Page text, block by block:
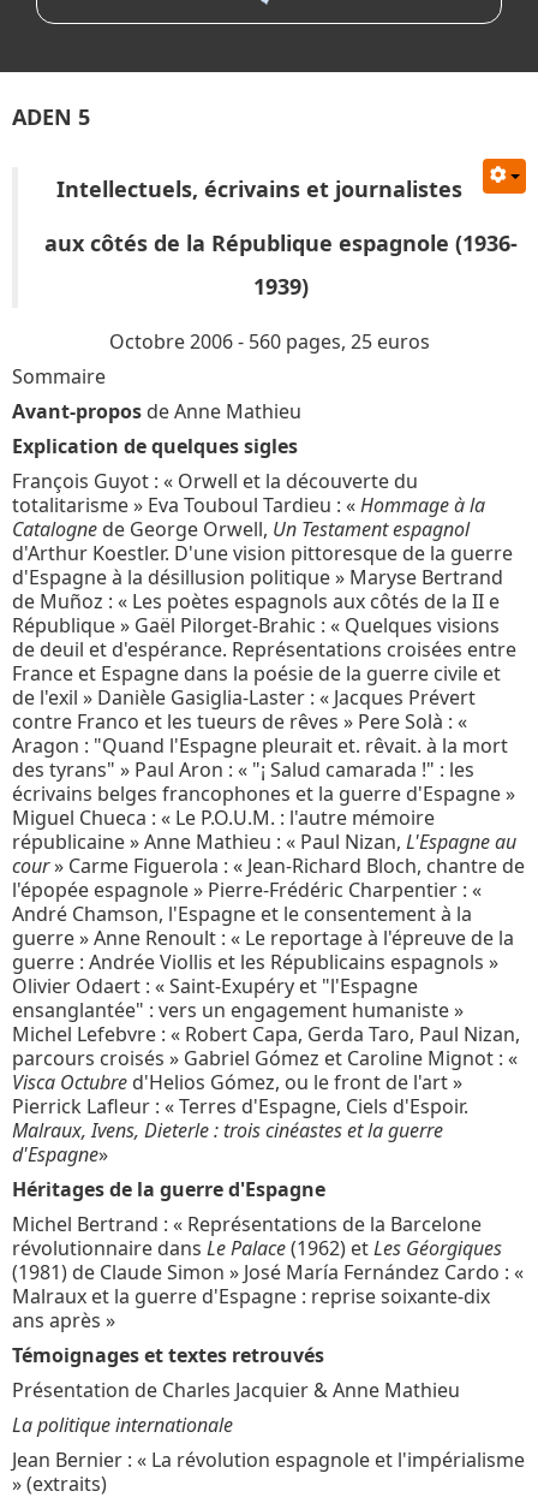
ADEN 5
Intellectuels, écrivains et journalistes
aux côtés de la République espagnole (1936-
1939)
Octobre 2006 - 560 pages, 25 euros
Sommaire
Avant-propos de Anne Mathieu
Explication de quelques sigles
François Guyot : « Orwell et la découverte du
totalitarisme » Eva Touboul Tardieu : «Hommage à la
Catalogne de George Orwell, Un Testament espagnol
d'Arthur Koestler. D'une vision pittoresque de la guerre
d'Espagne à la désillusion politique » Maryse Bertrand
de Muñoz : « Les poètes espagnols aux côtés de la II e
République » Gaël Pilorget-Brahic : « Quelques visions
de deuil et d'espérance. Représentations croisées entre
France et Espagne dans la poésie de la guerre civile et
de l'exil » Danièle Gasiglia-Laster : « Jacques Prévert
contre Franco et les tueurs de rêves » Pere Solà : «
Aragon : "Quand l'Espagne pleurait et. rêvait. à la mort
des tyrans" » Paul Aron : « "¡ Salud camarada !" : les
écrivains belges francophones et la guerre d'Espagne »
Miguel Chueca : « Le P.O.U.M. : l'autre mémoire
républicaine » Anne Mathieu : « Paul Nizan, L'Espagne au
cour» Carme Figuerola : « Jean-Richard Bloch, chantre de
l'épopée espagnole » Pierre-Frédéric Charpentier : «
André Chamson, l'Espagne et le consentement à la
guerre » Anne Renoult : « Le reportage à l'épreuve de la
guerre : Andrée Viollis et les Républicains espagnols »
Olivier Odaert : « Saint-Exupéry et "l'Espagne
ensanglantée" : vers un engagement humaniste »
Michel Lefebvre : « Robert Capa, Gerda Taro, Paul Nizan,
parcours croisés » Gabriel Gómez et Caroline Mignot : «
Visca Octubre d'Helios Gómez, ou le front de l'art »
Pierrick Lafleur : « Terres d'Espagne, Ciels d'Espoir.
Malraux, Ivens, Dieterle : trois cinéastes et la guerre
d'Espagne»
Héritages de la guerre d'Espagne
Michel Bertrand : « Représentations de la Barcelone
révolutionnaire dans Le Palace(1962) etLes Géorgiques
(1981) de Claude Simon » José María Fernández Cardo : «
Malraux et la guerre d'Espagne : reprise soixante-dix
ans après »
Témoignages et textes retrouvés
Présentation de Charles Jacquier & Anne Mathieu
La politique internationale
Jean Bernier : « La révolution espagnole et l'impérialisme
» (extraits)